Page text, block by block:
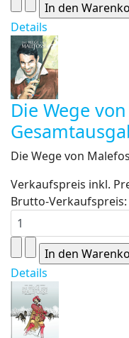
Details
Die Wege
Die Wege von
Verkaufspreis inkl.
Brutto-Verkaufspreis:
Details